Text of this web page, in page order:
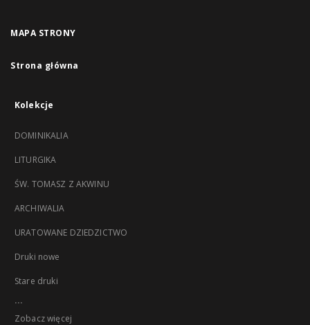
MAPA STRONY
Strona główna
Kolekcje
DOMINIKALIA
LITURGIKA
ŚW. TOMASZ Z AKWINU
ARCHIWALIA
URATOWANE DZIEDZICTWO
Druki nowe
Stare druki
...
Zobacz więcej